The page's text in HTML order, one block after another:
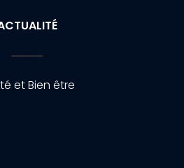
et Bien être